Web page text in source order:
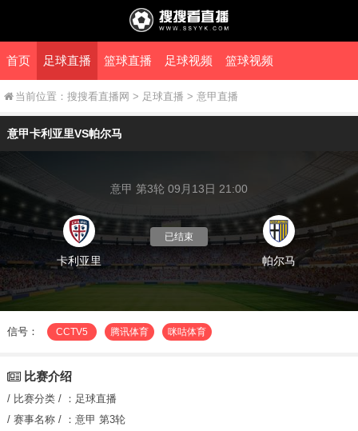
首页 足球直播 篮球直播 足球视频 篮球视频
当前位置： 搜搜看直播网 > 足球直播 > 意甲直播
意甲卡利亚里VS帕尔马
意甲 第3轮 09月13日 21:00
卡利亚里
已结束
帕尔马
信号： CCTV5 腾讯体育 咪咕体育
比赛介绍
/ 比赛分类 / ： 足球直播
/ 赛事名称 / ： 意甲 第3轮